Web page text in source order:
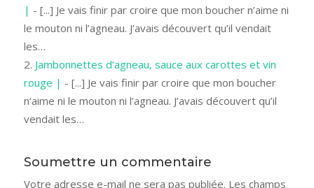
| - [...] Je vais finir par croire que mon boucher n’aime ni
le mouton ni l’agneau. J’avais découvert qu’il vendait
les…
Jambonnettes d’agneau, sauce aux carottes et vin
rouge | - [...] Je vais finir par croire que mon boucher
n’aime ni le mouton ni l’agneau. J’avais découvert qu’il
vendait les…
Soumettre un commentaire
Votre adresse e-mail ne sera pas publiée. Les champs